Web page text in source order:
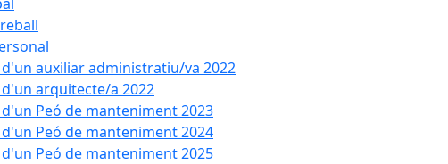
auxiliar administratiu/va 2022
arquitecte/a 2022
Peó de manteniment 2023
Peó de manteniment 2024
Peó de manteniment 2025